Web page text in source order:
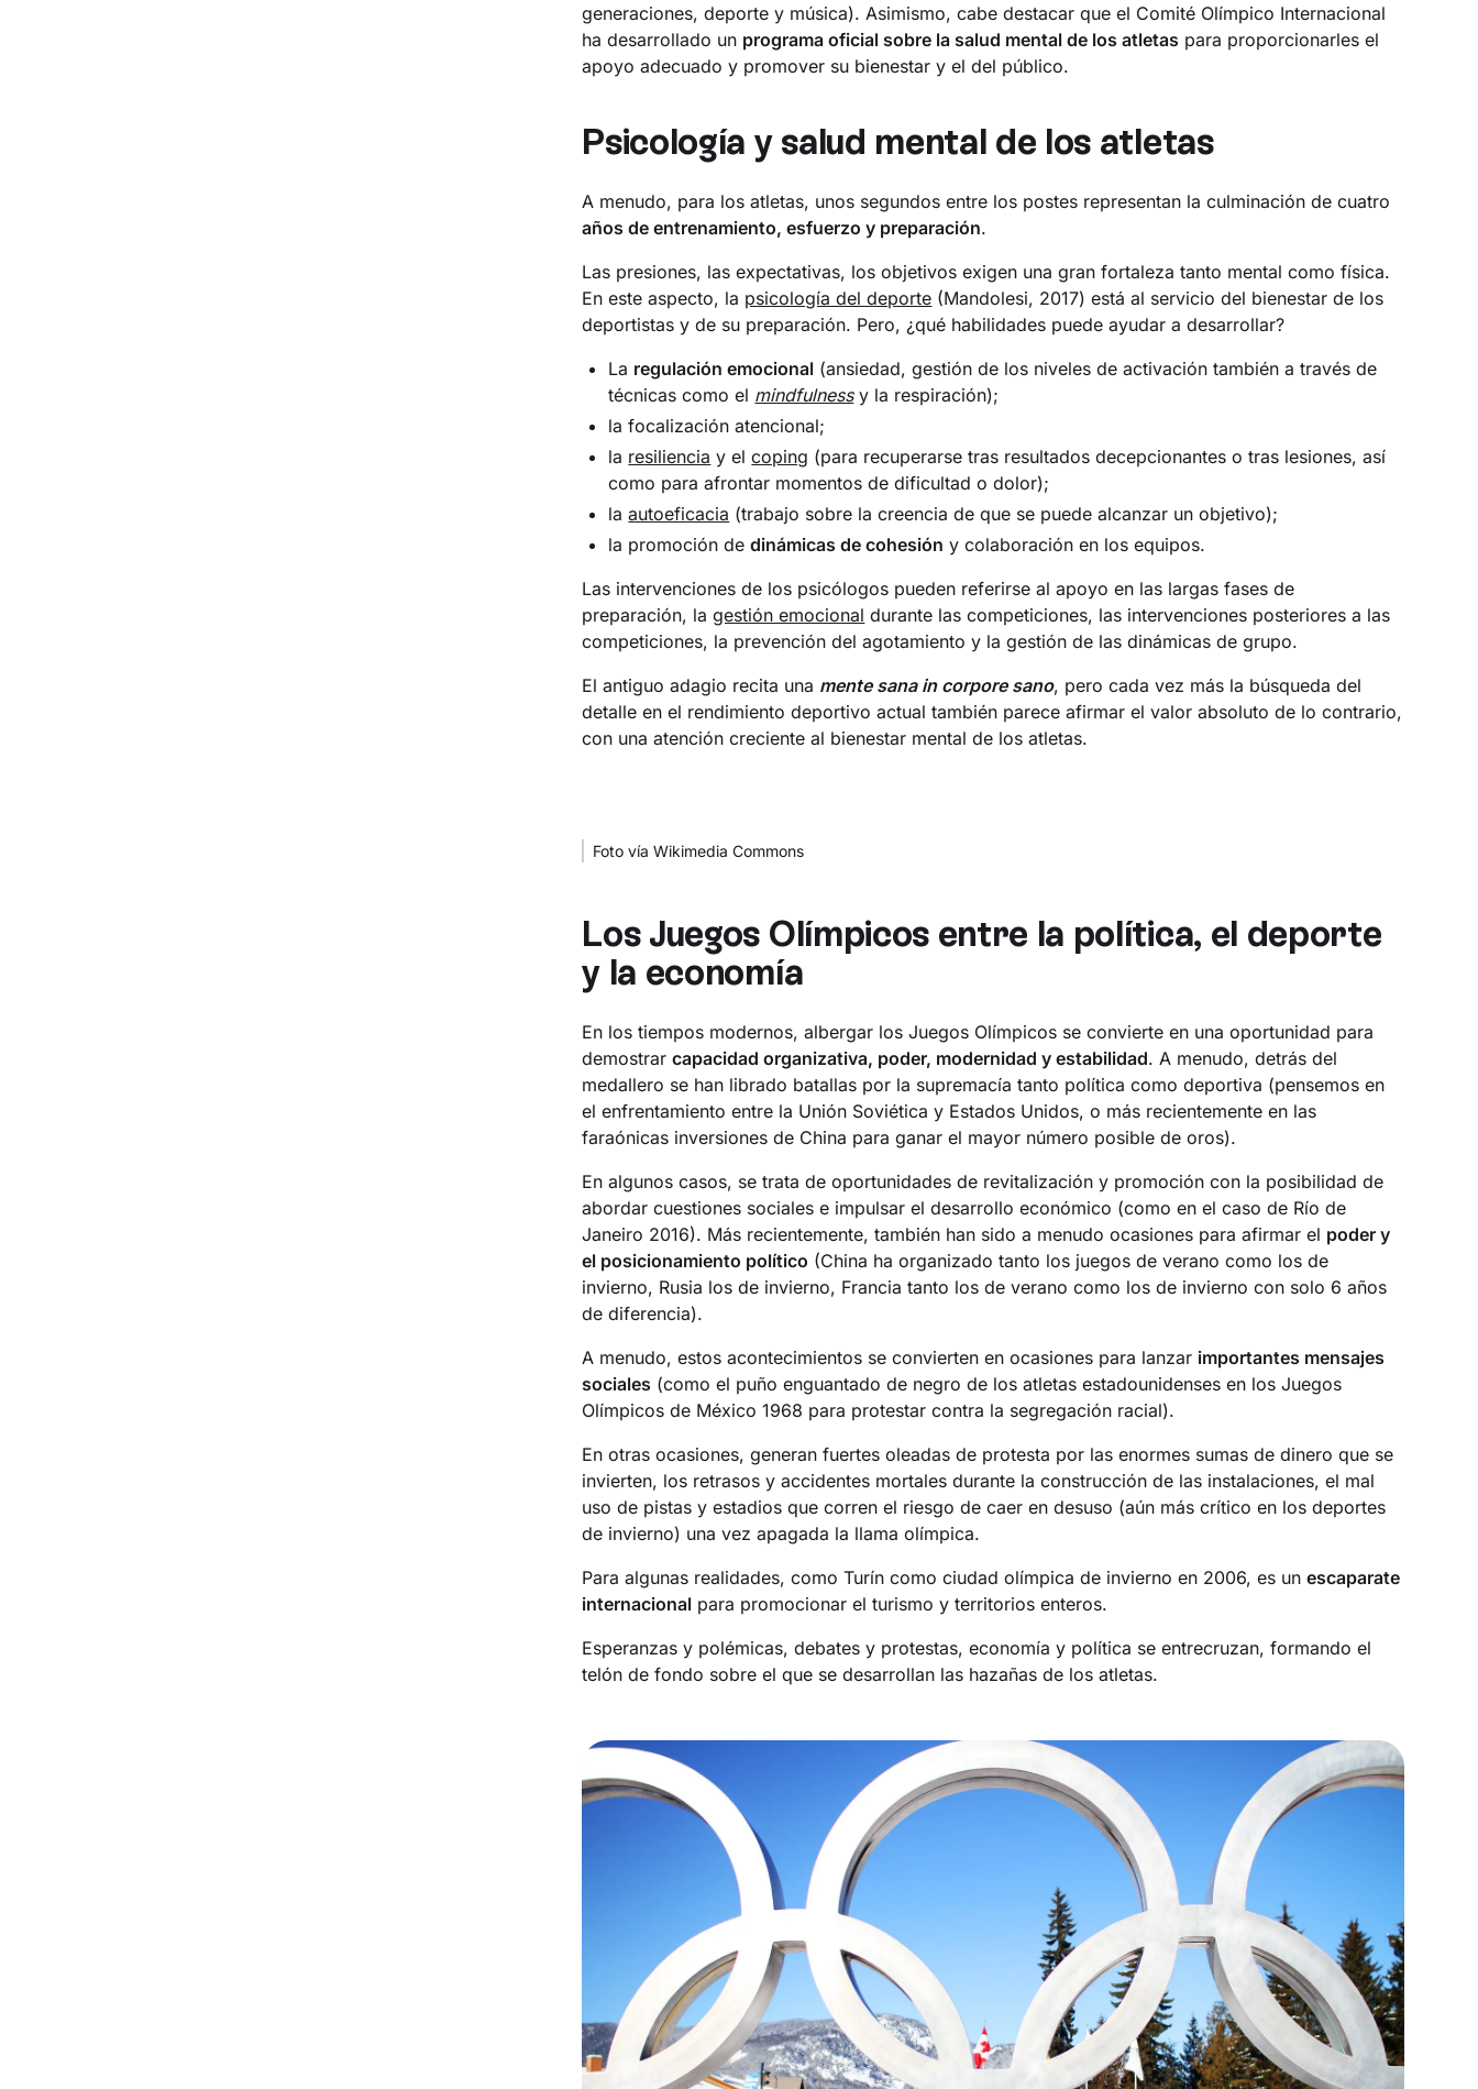
generaciones, deporte y música). Asimismo, cabe destacar que el Comité Olímpico Internacional
ha desarrollado un programa oficial sobre la salud mental de los atletas para proporcionarles el
apoyo adecuado y promover su bienestar y el del público.
Psicología y salud mental de los atletas
A menudo, para los atletas, unos segundos entre los postes representan la culminación de cuatro
años de entrenamiento, esfuerzo y preparación.
Las presiones, las expectativas, los objetivos exigen una gran fortaleza tanto mental como física.
En este aspecto, la psicología del deporte (Mandolesi, 2017) está al servicio del bienestar de los
deportistas y de su preparación. Pero, ¿qué habilidades puede ayudar a desarrollar?
La regulación emocional (ansiedad, gestión de los niveles de activación también a través de
técnicas como el mindfulnessy la respiración);
la focalización atencional;
la resiliencia y elcoping (para recuperarse tras resultados decepcionantes o tras lesiones, así
como para afrontar momentos de dificultad o dolor);
laautoeficacia (trabajo sobre la creencia de que se puede alcanzar un objetivo);
la promoción dedinámicas de cohesión y colaboración en los equipos.
Las intervenciones de los psicólogos pueden referirse al apoyo en las largas fases de
preparación, lagestión emocional durante las competiciones, las intervenciones posteriores a las
competiciones, la prevención del agotamiento y la gestión de las dinámicas de grupo.
El antiguo adagio recita una mente sana in corpore sano, pero cada vez más la búsqueda del
detalle en el rendimiento deportivo actual también parece afirmar el valor absoluto de lo contrario,
con una atención creciente al bienestar mental de los atletas.
Foto vía Wikimedia Commons
Los Juegos Olímpicos entre la política, el deporte
y la economía
En los tiempos modernos, albergar los Juegos Olímpicos se convierte en una oportunidad para
demostrarcapacidad organizativa, poder, modernidad y estabilidad. A menudo, detrás del
medallero se han librado batallas por la supremacía tanto política como deportiva (pensemos en
el enfrentamiento entre la Unión Soviética y Estados Unidos, o más recientemente en las
faraónicas inversiones de China para ganar el mayor número posible de oros).
En algunos casos, se trata de oportunidades de revitalización y promoción con la posibilidad de
abordar cuestiones sociales e impulsar el desarrollo económico (como en el caso de Río de
Janeiro 2016). Más recientemente, también han sido a menudo ocasiones para afirmar el poder y
el posicionamiento político (China ha organizado tanto los juegos de verano como los de
invierno, Rusia los de invierno, Francia tanto los de verano como los de invierno con solo 6 años
de diferencia).
A menudo, estos acontecimientos se convierten en ocasiones para lanzar importantes mensajes
sociales (como el puño enguantado de negro de los atletas estadounidenses en los Juegos
Olímpicos de México 1968 para protestar contra la segregación racial).
En otras ocasiones, generan fuertes oleadas de protesta por las enormes sumas de dinero que se
invierten, los retrasos y accidentes mortales durante la construcción de las instalaciones, el mal
uso de pistas y estadios que corren el riesgo de caer en desuso (aún más crítico en los deportes
de invierno) una vez apagada la llama olímpica.
Para algunas realidades, como Turín como ciudad olímpica de invierno en 2006, es unescaparate
internacional para promocionar el turismo y territorios enteros.
Esperanzas y polémicas, debates y protestas, economía y política se entrecruzan, formando el
telón de fondo sobre el que se desarrollan las hazañas de los atletas.